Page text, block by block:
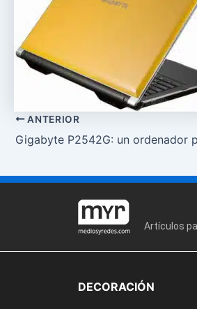
ANTERIOR
Gigabyte P2542G: un ordenador
Artículos
DECORACIÓN